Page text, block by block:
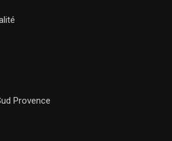
Provence